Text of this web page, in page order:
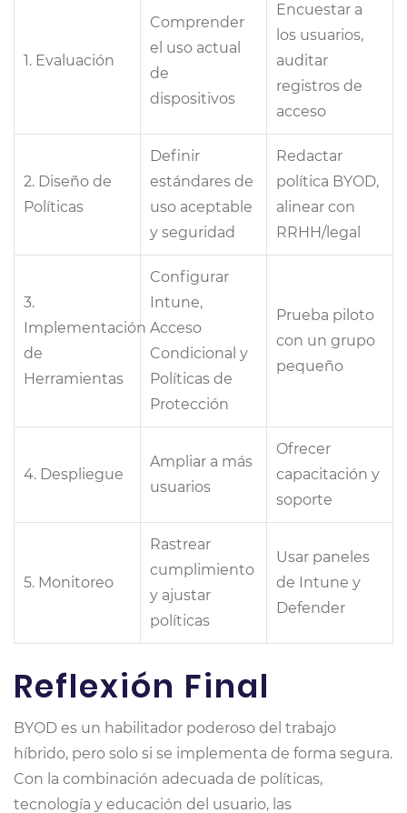
1. Evaluación
Comprender
el uso actual
de
dispositivos
Encuestar a
los usuarios,
auditar
registros de
acceso
2. Diseño de
Políticas
Definir
estándares de
uso aceptable
y seguridad
Redactar
política BYOD,
alinear con
RRHH/legal
3.
Implementación
de
Herramientas
Configurar
Intune,
Acceso
Condicional y
Políticas de
Protección
Prueba piloto
con un grupo
pequeño
4. Despliegue
Ampliar a más
usuarios
Ofrecer
capacitación y
soporte
5. Monitoreo
Rastrear
cumplimiento
y ajustar
políticas
Usar paneles
de Intune y
Defender
Reflexión Final
BYOD es un habilitador poderoso del trabajo
híbrido, pero solo si se implementa de forma segura.
Con la combinación adecuada de políticas,
tecnología y educación del usuario, las